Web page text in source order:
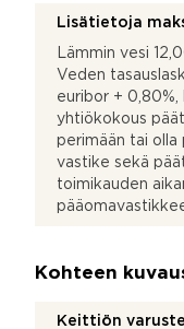
Lisätietoja
Lämmin vesi
Veden
euribor + 0,80%,
yhtiökokous
perimään tai olla
vastike sekä
toimikauden
Kohteen
Keittiön